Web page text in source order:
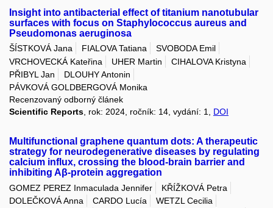
Insight into antibacterial effect of titanium nanotubular
surfaces with focus on Staphylococcus aureus and
Pseudomonas aeruginosa
ŠÍSTKOVÁ Jana FIALOVA Tatiana
SVOBODA Emil
VRCHOVECKÁ Kateřina
UHER Martin
CIHALOVA Kristyna
PŘIBYL Jan
DLOUHY Antonin
PÁVKOVÁ GOLDBERGOVÁ Monika
Recenzovaný odborný článek
Scientific Reports, rok: 2024, ročník: 14, vydání: 1, DOI
Multifunctional graphene quantum dots: A therapeutic
strategy for neurodegenerative diseases by regulating
calcium influx, crossing the blood-brain barrier and
inhibiting Aβ-protein aggregation
GOMEZ PEREZ Inmaculada Jennifer
KŘÍŽKOVÁ Petra
DOLEČKOVÁ Anna
CARDO Lucía
WETZL Cecilia